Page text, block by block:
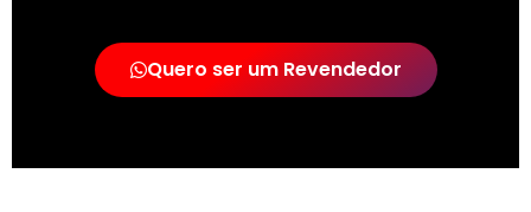
Quero ser um Revendedor